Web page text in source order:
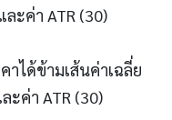
ะค่า ATR (30)
าได้ข้ามเส้นค่าเฉลี่ย
ะค่า ATR (30)